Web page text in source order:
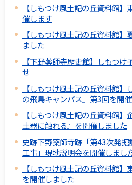
【しもつけ風土記の丘資料館
催します
【しもつけ風土記の丘資料館
ました
【下野薬師寺歴史館】しもつ
せ
【しもつけ風土記の丘資料館
の飛鳥キャンパス』第3回を開
【しもつけ風土記の丘資料館
土器に触れる』を開催しました
史跡下野薬師寺跡「第43次発
工事」現地説明会を開催しまし
【しもつけ風土記の丘資料館
を開催しました